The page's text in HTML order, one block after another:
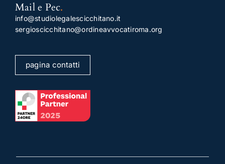
Mail e Pec.
info@studiolegalescicchitano.it
sergioscicchitano@ordineavvocatiroma.org
pagina contatti